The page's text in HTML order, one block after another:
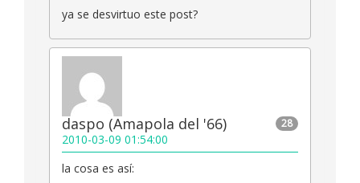
ya se desvirtuo este post?
28
daspo (Amapola del '66)
2010-03-09 01:54:00
la cosa es así: